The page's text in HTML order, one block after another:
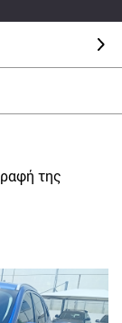
της